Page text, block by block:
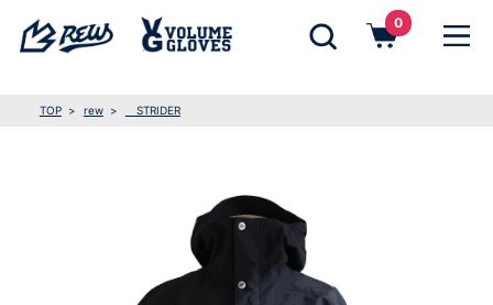
0
TOP rew STRIDER